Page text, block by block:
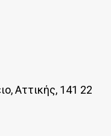
Αττικής, 141 22